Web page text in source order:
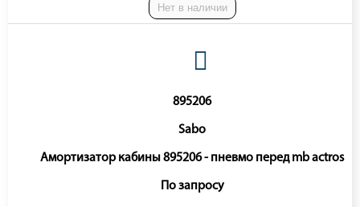
Нет в наличии
895206
Sabo
Амортизатор кабины 895206 - пневмо перед mb actros
По запросу